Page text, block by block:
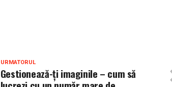
URMATORUL
Gestionează-ți imaginile – cum să